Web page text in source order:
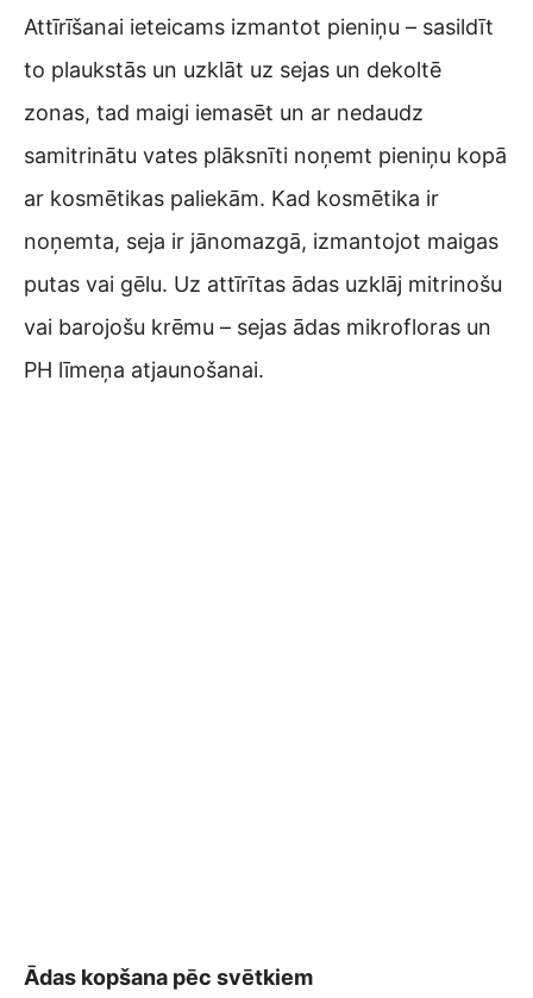
Attīrīšanai ieteicams izmantot pieniņu – sasildīt
to plaukstās un uzklāt uz sejas un dekoltē
zonas, tad maigi iemasēt un ar nedaudz
samitrinātu vates plāksnīti noņemt pieniņu kopā
ar kosmētikas paliekām. Kad kosmētika ir
noņemta, seja ir jānomazgā, izmantojot maigas
putas vai gēlu. Uz attīrītas ādas uzklāj mitrinošu
vai barojošu krēmu – sejas ādas mikrofloras un
PH līmeņa atjaunošanai.
Ādas kopšana pēc svētkiem